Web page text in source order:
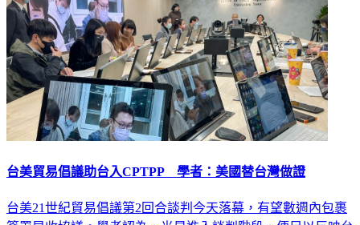
台美貿易倡議助台入CPTPP 學者：美國替台灣做證
台美21世紀貿易倡議第2回合談判今天落幕，有望數週內包裹